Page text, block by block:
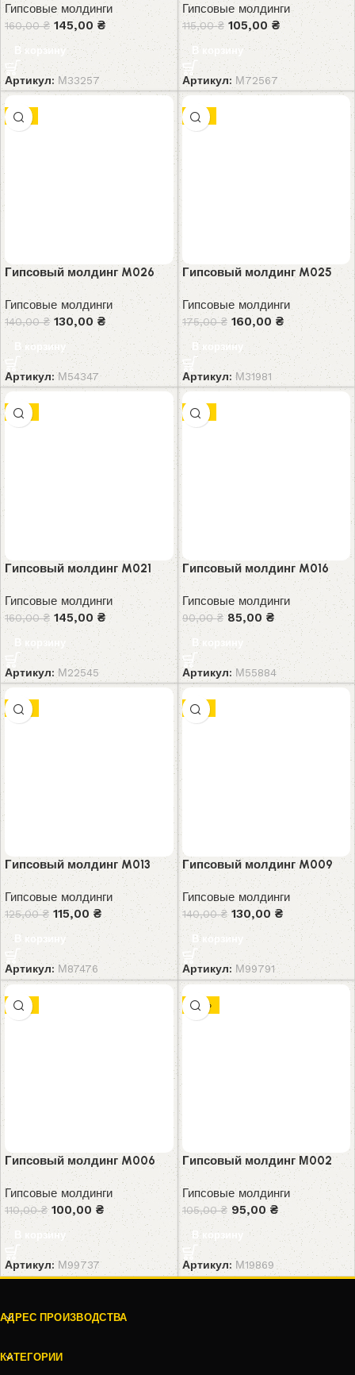
Гипсовые молдинги
160,00₴ 145,00 ₴
В корзину
Артикул: М33257
Гипсовые молдинги
115,00₴ 105,00 ₴
В корзину
Артикул: М72567
-7%
Гипсовый молдинг M026
Гипсовые молдинги
140,00₴ 130,00₴
В корзину
Артикул:М54347
-9%
Гипсовый молдинг M025
Гипсовые молдинги
175,00₴ 160,00 ₴
В корзину
Артикул: М31981
-9%
Гипсовый молдинг M021
Гипсовые молдинги
160,00₴ 145,00₴
В корзину
Артикул:М22545
-6%
Гипсовый молдинг M016
Гипсовые молдинги
90,00₴ 85,00 ₴
В корзину
Артикул:М55884
-8%
Гипсовый молдинг M013
Гипсовые молдинги
125,00₴ 115,00 ₴
В корзину
Артикул: М87476
-7%
Гипсовый молдинг M009
Гипсовые молдинги
140,00₴ 130,00₴
В корзину
Артикул: М99791
-9%
Гипсовый молдинг M006
Гипсовые молдинги
110,00₴ 100,00 ₴
В корзину
Артикул:М99737
-10%
Гипсовый молдинг М002
Гипсовые молдинги
105,00₴ 95,00 ₴
В корзину
Артикул: М19869
АДРЕС ПРОИЗВОДСТВА
КАТЕГОРИИ